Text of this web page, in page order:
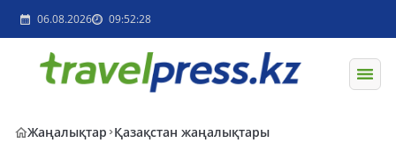
06.08.2026 09:52:28
Жаңалықтар Қазақстан жаңалықтары